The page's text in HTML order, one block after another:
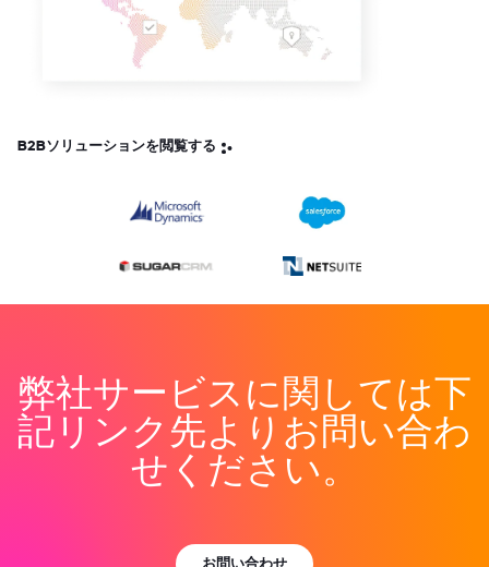
弊社サービスに関しては下
記リンク先よりお問い合わ
せください。